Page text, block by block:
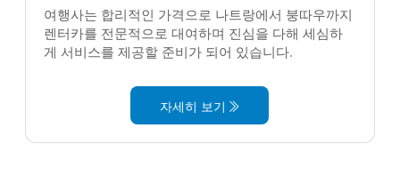
여행사는 합리적인 가격으로 나트랑에서 붕따우까지
렌터카를 전문적으로 대여하며 진심을 다해 세심하
게 서비스를 제공할 준비가 되어 있습니다.
자세히 보기